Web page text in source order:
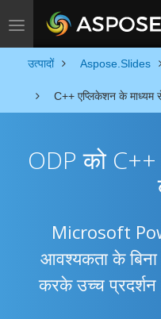
Toggle navigation
उत्पादों Aspose.Slides
C++ एप्लिकेशन के
ODP को
Microsoft
आवश्यकता के बिना
करके उच्च